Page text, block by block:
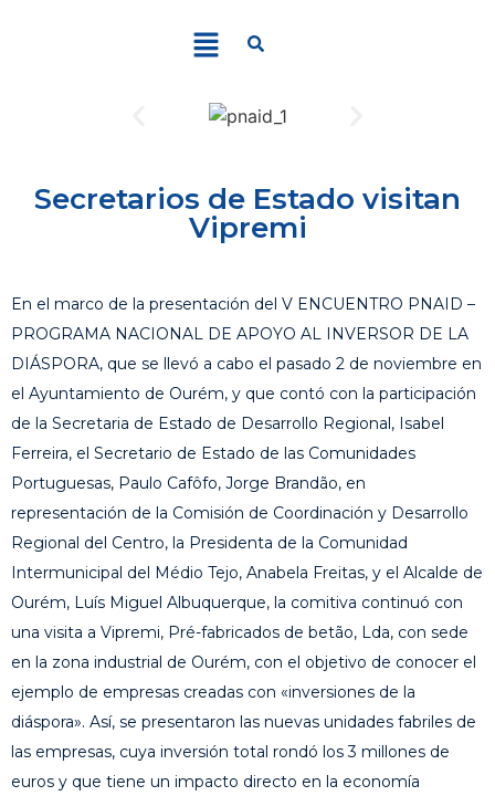
Secretarios de Estado visitan
Vipremi
En el marco de la presentación del V ENCUENTRO PNAID –
PROGRAMA NACIONAL DE APOYO AL INVERSOR DE LA
DIÁSPORA, que se llevó a cabo el pasado 2 de noviembre en
el Ayuntamiento de Ourém, y que contó con la participación
de la Secretaria de Estado de Desarrollo Regional, Isabel
Ferreira, el Secretario de Estado de las Comunidades
Portuguesas, Paulo Cafôfo, Jorge Brandão, en
representación de la Comisión de Coordinación y Desarrollo
Regional del Centro, la Presidenta de la Comunidad
Intermunicipal del Médio Tejo, Anabela Freitas, y el Alcalde de
Ourém, Luís Miguel Albuquerque, la comitiva continuó con
una visita a Vipremi, Pré-fabricados de betão, Lda, con sede
en la zona industrial de Ourém, con el objetivo de conocer el
ejemplo de empresas creadas con «inversiones de la
diáspora». Así, se presentaron las nuevas unidades fabriles de
las empresas, cuya inversión total rondó los 3 millones de
euros y que tiene un impacto directo en la economía